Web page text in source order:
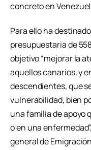
concreto en
Para ello ha
presupuestaria de
objetivo “mejorar la
aquellos canarios, y
descendientes, que
vulnerabilidad, bien
una familia de apoyo
o en una
general de